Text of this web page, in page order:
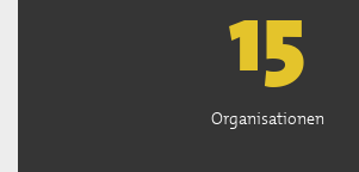
15
Organisationen